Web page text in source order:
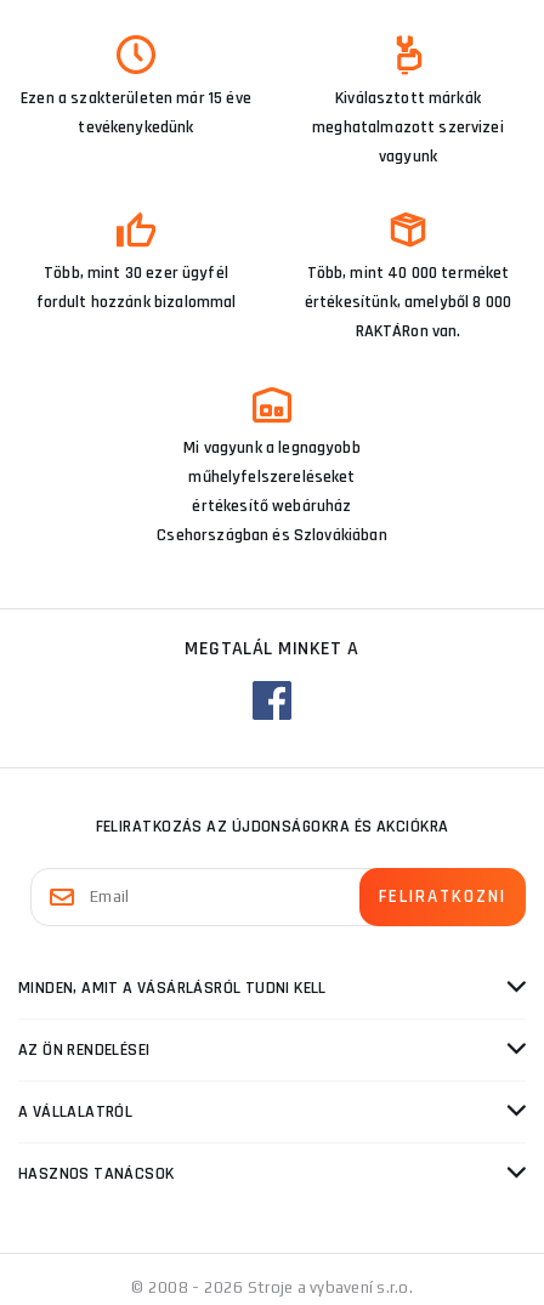
Ezen a szakterületen már 15 éve
tevékenykedünk
Kiválasztott márkák
meghatalmazott szervizei
vagyunk
Több, mint 30 ezer ügyfél
fordult hozzánk bizalommal
Több, mint 40 000 terméket
értékesítünk, amelyből 8 000
RAKTÁRon van.
Mi vagyunk a legnagyobb
műhelyfelszereléseket
értékesítő webáruház
Csehországban és Szlovákiában
MEGTALÁL MINKET A
FELIRATKOZÁS AZ ÚJDONSÁGOKRA ÉS AKCIÓKRA
MINDEN, AMIT A VÁSÁRLÁSRÓL TUDNI KELL
AZ ÖN RENDELÉSEI
A VÁLLALATRÓL
HASZNOS TANÁCSOK
© 2008 - 2026 Stroje a vybavení s.r.o.